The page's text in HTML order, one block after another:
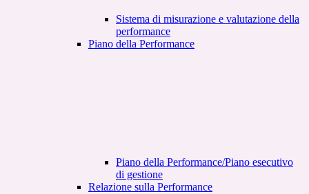
Sistema di misurazione e valutazione della
performance
Piano della Performance
Piano della Performance/Piano esecutivo
di gestione
Relazione sulla Performance